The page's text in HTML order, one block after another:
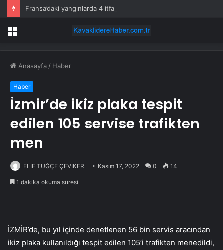
Fransa’daki yangınlarda 4 itfaiye eri hayatını kaybetti
Menü
Anasayfa / Haber
Haber
İzmir’de ikiz plaka tespit
edilen 105 servise trafikten
men
ELİF TUĞÇE ÇEVİKER Kasım 17, 2022 0 14
1 dakika okuma süresi
İZMİR’de, bu yıl içinde denetlenen 56 bin servis aracından
ikiz plaka kullanıldığı tespit edilen 105’i trafikten menedildi,